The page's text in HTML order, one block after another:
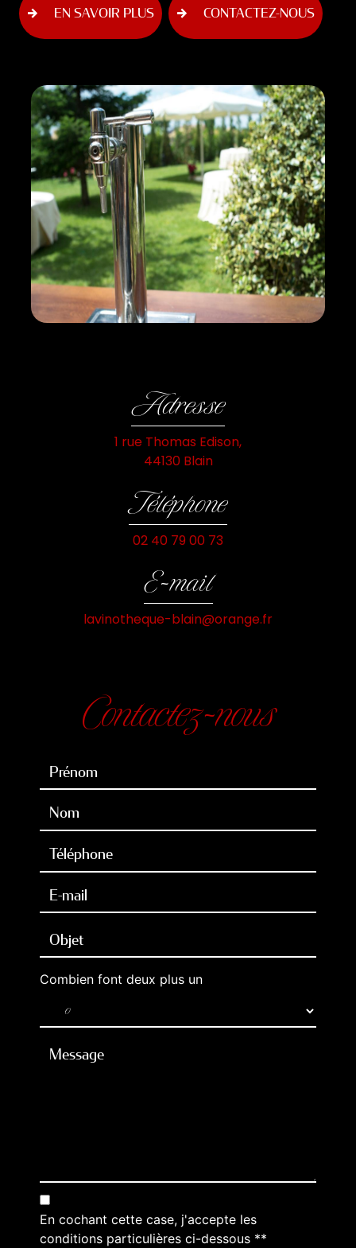
EN SAVOIR PLUS CONTACTEZ-NOUS
Adresse
1 rue Thomas Edison,
44130 Blain
Téléphone
02 40 79 00 73
E-mail
lavinotheque-blain@orange.fr
Contactez-nous
Combien font deux plus un
En cochant cette case, j'accepte les
conditions particulières ci-dessous **